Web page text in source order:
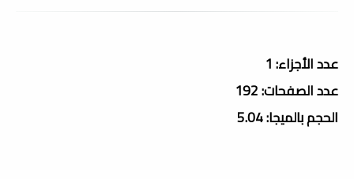
عدد الأجزاء: 1
عدد الصفحات: 192
الحجم بالميجا: 5.04